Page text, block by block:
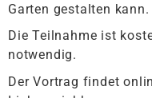
Garten gestalten kann.
Die Teilnahme ist
notwendig.
Der Vortrag findet